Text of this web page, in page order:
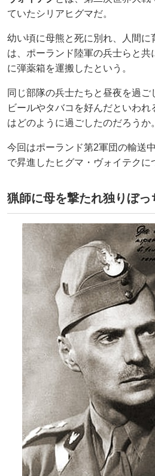
ていたシリアヒグマだ。
幼い頃に母熊と死に別れ、人間に
は、ポーランド陸軍の兵士らと共
に弾薬箱を運搬したという。
同じ部隊の兵士たちと昼夜を過ご
ビールやタバコを好んだといわ
はどのように過ごしたのだろうか。
今回はポーランド第2軍団の輸送
で昇進したヒグマ・ヴォイテクに
猟師に母を撃たれ独りぼっ